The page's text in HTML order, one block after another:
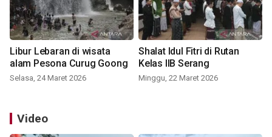
Libur Lebaran di wisata
alam Pesona Curug Goong
Selasa, 24 Maret 2026
Shalat Idul Fitri di Rutan
Kelas IIB Serang
Minggu, 22 Maret 2026
Video